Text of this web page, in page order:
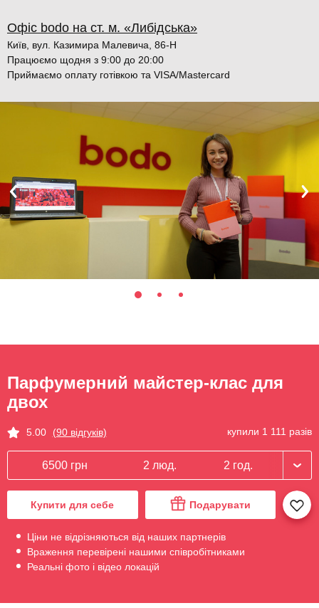
Офіс bodo на ст. м. «Либідська»
Київ, вул. Казимира Малевича, 86-Н
Працюємо щодня з 9:00 до 20:00
Приймаємо оплату готівкою та VISA/Mastercard
Парфумерний майстер-клас для
двох
5.00 (90 відгуків) купили 1 111 разів
6500 грн 2 люд. 2 год.
Купити для себе Подарувати
Ціни не відрізняються від наших партнерів
Враження перевірені нашими співробітниками
Реальні фото і відео локацій